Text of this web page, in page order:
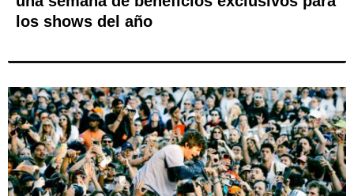
los shows del año